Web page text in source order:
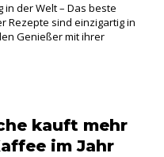
der Welt – Das beste
Rezepte sind einzigartig in
Genießer mit ihrer
kauft mehr
im Jahr